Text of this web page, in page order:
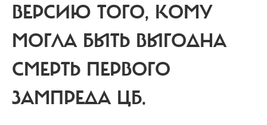
ВЕРСИЮ ТОГО, КОМУ
МОГЛА БЫТЬ ВЫГОДНА
СМЕРТЬ ПЕРВОГО
ЗАМПРЕДА ЦБ.